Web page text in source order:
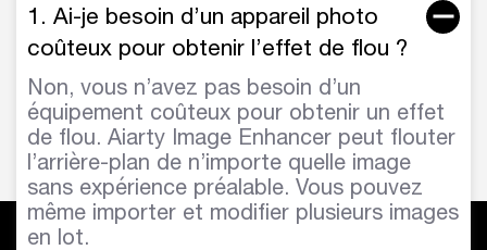
1. Ai-je besoin d’un appareil photo
coûteux pour obtenir l’effet de flou ?
Non, vous n’avez pas besoin d’un
équipement coûteux pour obtenir un effet
de flou. Aiarty Image Enhancer peut flouter
l’arrière-plan de n’importe quelle image
sans expérience préalable. Vous pouvez
même importer et modifier plusieurs images
en lot.